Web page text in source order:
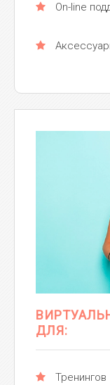
On-line
ДЛЯ:
Тренингов